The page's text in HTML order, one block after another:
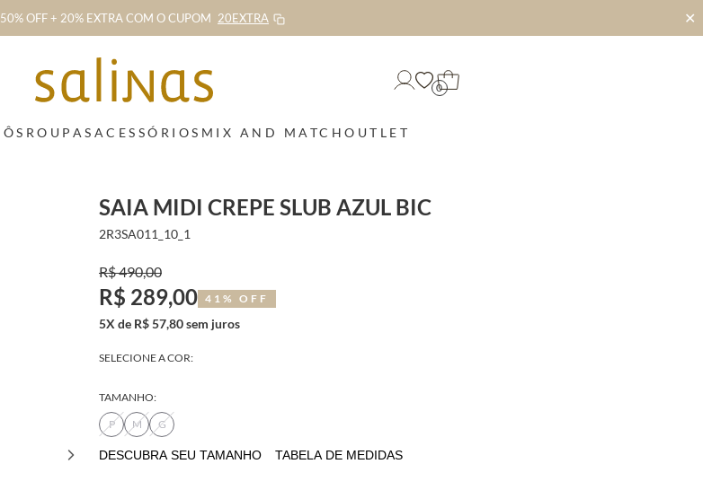
OFF + 20% EXTRA COM O CUPOM 20EXTRA ✕
0
ROUPAS ACESSÓRIOS MIX AND MATCHOUTLET
SAIA MIDI CREPE SLUB AZUL BIC
2R3SA011_10_1
R$ 490,00
R$ 289,00 41% OFF
5X de R$ 57,80 sem juros
SELECIONE A COR:
TAMANHO:
P
M G
DESCUBRA SEU TAMANHO TABELA DE MEDIDAS